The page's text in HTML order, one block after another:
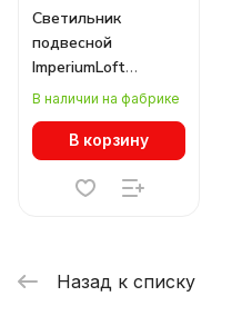
Светильник
подвесной
ImperiumLoft
40.1507 178176-22
В наличии на фабрике
В корзину
Назад к списку